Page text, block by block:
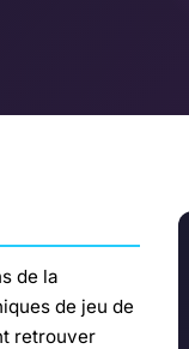
de la
de jeu de
retrouver